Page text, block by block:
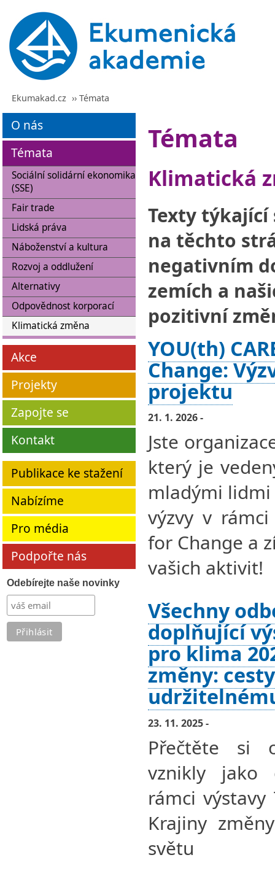
Ekumakad.cz ›› Témata
O nás
Témata
Sociální solidární ekonomika
(SSE)
Fair trade
Lidská práva
Náboženství a kultura
Rozvoj a oddlužení
Alternativy
Odpovědnost korporací
Klimatická změna
Akce
Projekty
Zapojte se
Kontakt
Publikace ke stažení
Nabízíme
Pro média
Podpořte nás
Odebírejte naše novinky
Témata
Klimatická
Texty
na těchto
negativním
zemích a
pozitivní
YOU(th)
Change:
projektu
21. 1. 2026 -
Jste
který je
mladými lidmi
výzvy v rámci
for Change a
vašich aktivit!
Všechny
doplňující
pro klima
změny:
23. 11. 2025 -
Přečtěte si
vznikly jako
rámci
Krajiny
světu